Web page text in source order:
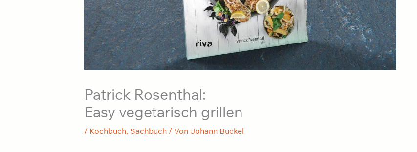
Patrick Rosenthal:
Easy vegetarisch grillen
/ Kochbuch, Sachbuch / Von Johann Buckel